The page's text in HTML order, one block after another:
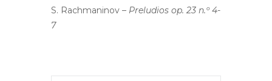
S. Rachmaninov – Preludios op. 23 n.º 4-
7